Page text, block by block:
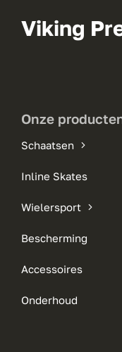
Viking
Onze
Schaatsen
Inline Skates
Wielersport
Bescherming
Accessoires
Onderhoud